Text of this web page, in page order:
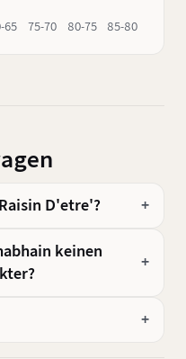
65 75-70 80-75 85-80
D'etre'?
keinen